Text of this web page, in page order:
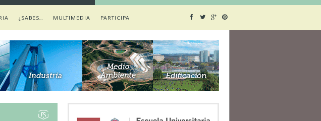
¿SABES… MULTIMEDIA PARTICIPA